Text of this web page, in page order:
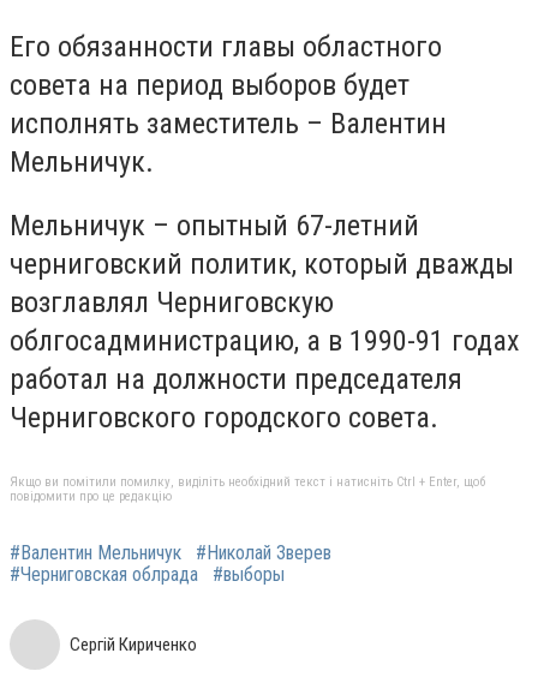
Его обязанности главы областного
совета на период выборов будет
исполнять заместитель – Валентин
Мельничук.
Мельничук – опытный 67-летний
черниговский политик, который дважды
возглавлял Черниговскую
облгосадминистрацию, а в 1990-91 годах
работал на должности председателя
Черниговского городского совета.
Якщо ви помітили помилку, виділіть необхідний текст і натисніть Ctrl + Enter, щоб
повідомити про це редакцію
#Валентин Мельничук
#Николай Зверев
#Черниговская облрада
#выборы
Сергій Кириченко